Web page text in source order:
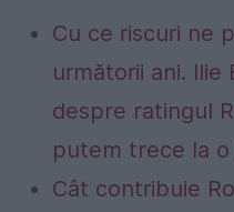
Cu ce riscuri ne
următorii ani.
despre ratingul
putem trece la
Cât contribuie